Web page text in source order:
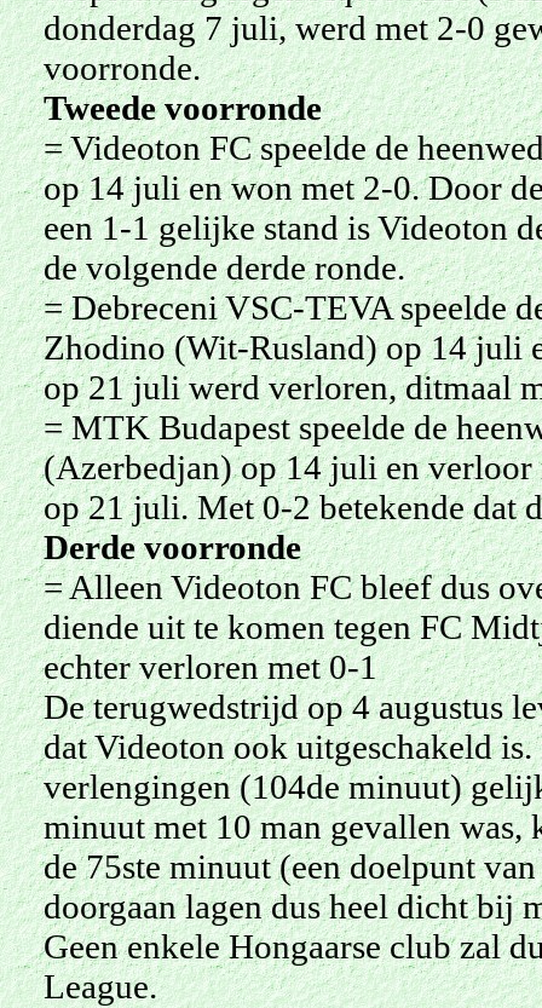
donderdag 7 juli, werd met 2-0
voorronde.
Tweede voorronde
=Videoton FC speelde de
op 14 juli en won met 2-0. Door
een 1-1 gelijke stand is Videoton
de volgende derde ronde.
= Debreceni VSC-TEVA speelde
Zhodino (Wit-Rusland) op 14 juli
op 21 juli werd verloren, ditmaal
= MTK Budapest speelde de
(Azerbedjan) op 14 juli en
op 21 juli. Met 0-2 betekende dat
Derde voorronde
= Alleen Videoton FC bleef dus
diende uit te komen tegen FC
echter verloren met 0-1
De terugwedstrijd op 4 augustus
dat Videoton ook uitgeschakeld
verlengingen (104de minuut)
minuut met 10 man gevallen
de 75ste minuut (een doelpunt
doorgaan lagen dus heel dicht bij
Geen enkele Hongaarse club zal
League.